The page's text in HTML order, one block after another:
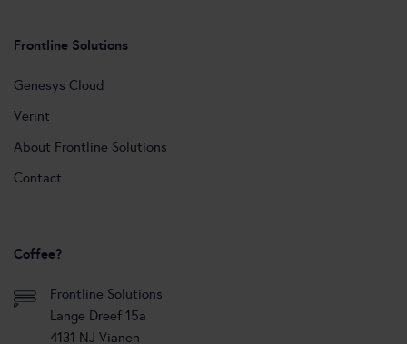
Frontline Solutions
Genesys Cloud
Verint
About Frontline Solutions
Contact
Coffee?
Frontline Solutions
Lange Dreef 15a
4131 NJ Vianen